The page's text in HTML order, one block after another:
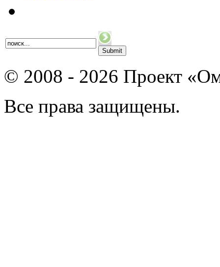
© 2008 - 2026 Проект
Все права защищены.